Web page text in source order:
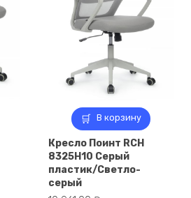
В корзину
Кресло Поинт RCH
8325H10 Серый
пластик/Светло-
серый